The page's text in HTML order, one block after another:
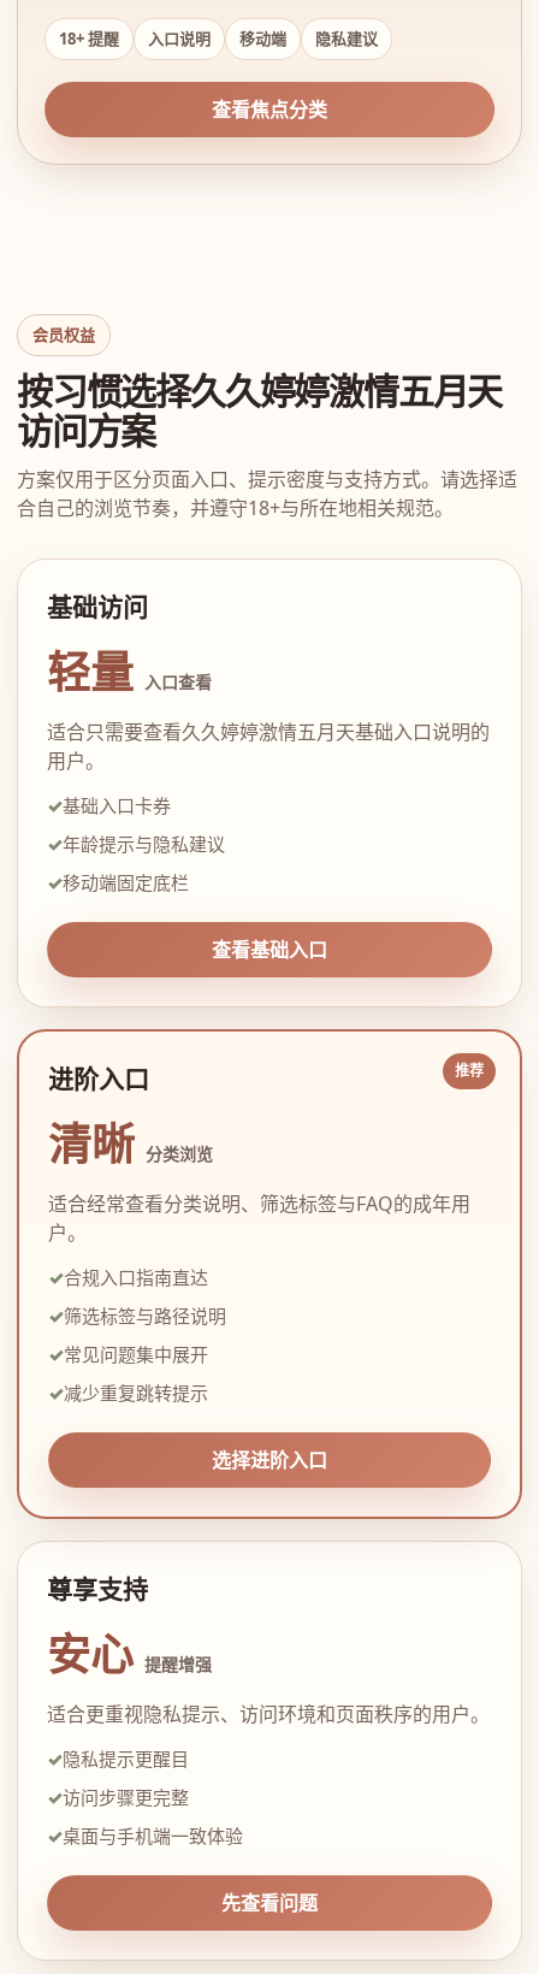
18+ 提醒 入口说明 移动端 隐私建议
查看焦点分类
会员权益
按习惯选择久久婷婷激情五月天
访问方案
方案仅用于区分页面入口、提示密度与支持方式。请选择适
合自己的浏览节奏，并遵守18+与所在地相关规范。
基础访问
轻量 入口查看
适合只需要查看久久婷婷激情五月天基础入口说明的
用户。
基础入口卡券
年龄提示与隐私建议
移动端固定底栏
查看基础入口
进阶入口
清晰 分类浏览
适合经常查看分类说明、筛选标签与FAQ的成年用
户。
合规入口指南直达
筛选标签与路径说明
常见问题集中展开
减少重复跳转提示
选择进阶入口
尊享支持
安心 提醒增强
适合更重视隐私提示、访问环境和页面秩序的用户。
隐私提示更醒目
访问步骤更完整
桌面与手机端一致体验
先查看问题